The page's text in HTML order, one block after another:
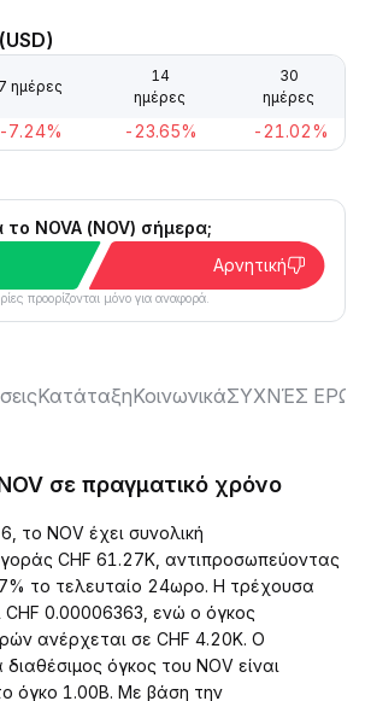
7 ημέρες
14
ημέρες
30
ημέρες
-7.24% -23.65% -21.02%
το NOVA (NOV) σήμερα;
Αρνητική
προορίζονται μόνο για αναφορά.
ΚατάταξηΚοινωνικάΣΥΧΝΈΣ
σε πραγματικό χρόνο
το NOV έχει συνολική
CHF 61.27K, αντιπροσωπεύοντας
το τελευταίο 24ωρο. Η τρέχουσα
CHF 0.00006363, ενώ ο όγκος
ανέρχεται σε CHF 4.20K. Ο
όγκος του NOV είναι
όγκο 1.00B. Με βάση την